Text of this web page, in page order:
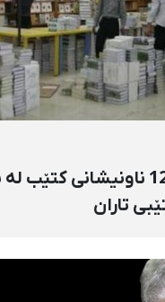
كۆ كردنەوەی 120 ناونیشانی
تاران